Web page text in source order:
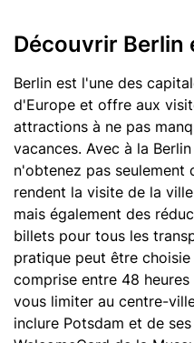
TextDécouvrir Berlin
Berlin est l'une des
d'Europe et offre aux
attractions à ne pas
vacances. Avec à la
n'obtenez pas seulement
rendent la visite de la
mais également des
billets pour tous les
pratique peut être
comprise entre 48
vous limiter au centre-
inclure Potsdam et de